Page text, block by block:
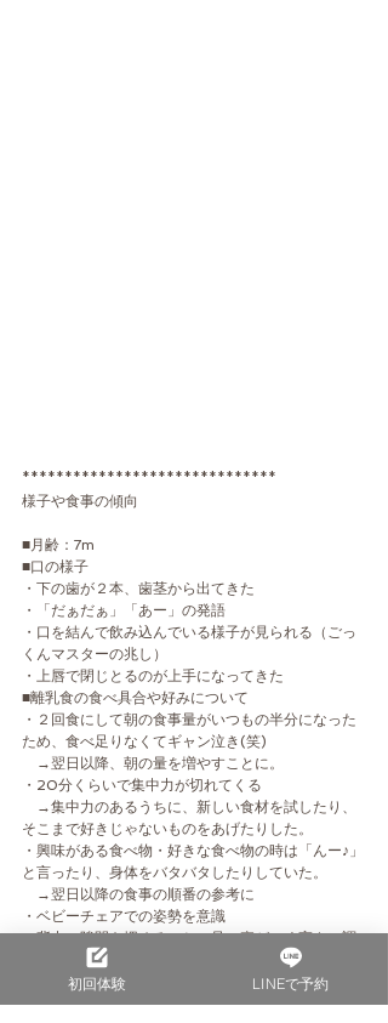
******************************
様子や食事の傾向
■月齢：7m
■口の様子
・下の歯が２本、歯茎から出てきた
・「だぁだぁ」「あー」の発語
・口を結んで飲み込んでいる様子が見られる（ごっ
くんマスターの兆し）
・上唇で閉じとるのが上手になってきた
■離乳食の食べ具合や好みについて
・２回食にして朝の食事量がいつもの半分になった
ため、食べ足りなくてギャン泣き(笑)
→翌日以降、朝の量を増やすことに。
・20分くらいで集中力が切れてくる
→集中力のあるうちに、新しい食材を試したり、
そこまで好きじゃないものをあげたりした。
・興味がある食べ物・好きな食べ物の時は「んー♪」
と言ったり、身体をバタバタしたりしていた。
→翌日以降の食事の順番の参考に
・ベビーチェアでの姿勢を意識
背中の隙間を埋めること、足の裏がつく高さに調
整することを改善
→集中力が少し増したか？
・食材の粒を残してみて
初回体験 LINEで予約